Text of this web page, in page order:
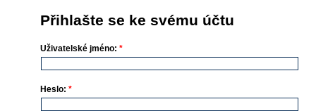
Přihlašte se ke svému účtu
Uživatelské jméno:*
Heslo:*